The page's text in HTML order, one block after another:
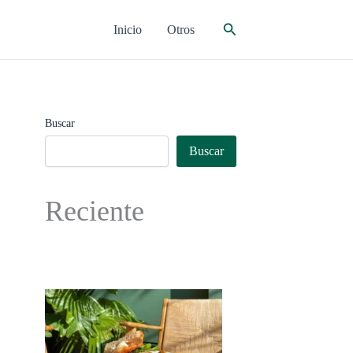
Inicio Otros Buscar
Buscar
Buscar
Reciente